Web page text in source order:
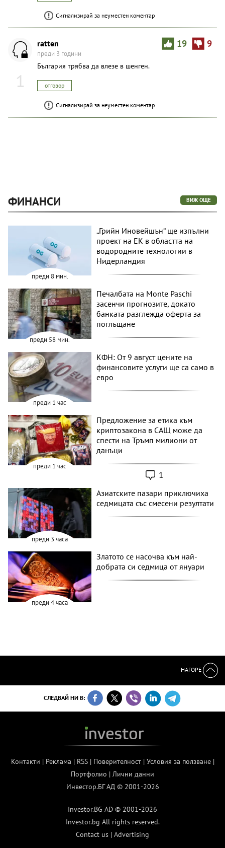
Сигнализирай за неуместен коментар
1
19 9
ratten
преди 3 години
България трябва да влезе в шенген.
отговор
Сигнализирай за неуместен коментар
ФИНАНСИ ВИЖ ОЩЕ
преди 8 мин.
„Грийн Иновейшън“ ще изпълни
проект на ЕК в областта на
водородните технологии в
Нидерландия
преди 58 мин.
Печалбата на Monte Paschi
засенчи прогнозите, докато
банката разглежда оферта за
поглъщане
преди 1 час
КФН: От 9 август цените на
финансовите услуги ще са само в
евро
преди 1 час
Предложение за етика към
криптозакона в САЩ може да
спести на Тръмп милиони от
данъци
1
преди 3 часа
Азиатските пазари приключиха
седмицата със смесени резултати
преди 4 часа
Златото се насочва към най-
добрата си седмица от януари
НАГОРЕ
СЛЕДВАЙ НИ В:
Контакти | Реклама | RSS| Поверителност| Условия за ползване|
Портфолио | Лични данни
Инвестор.БГ АД © 2001-2026
Investor.BG AD © 2001-2026
Investor.bg All rights reserved.
Contact us | Advertising